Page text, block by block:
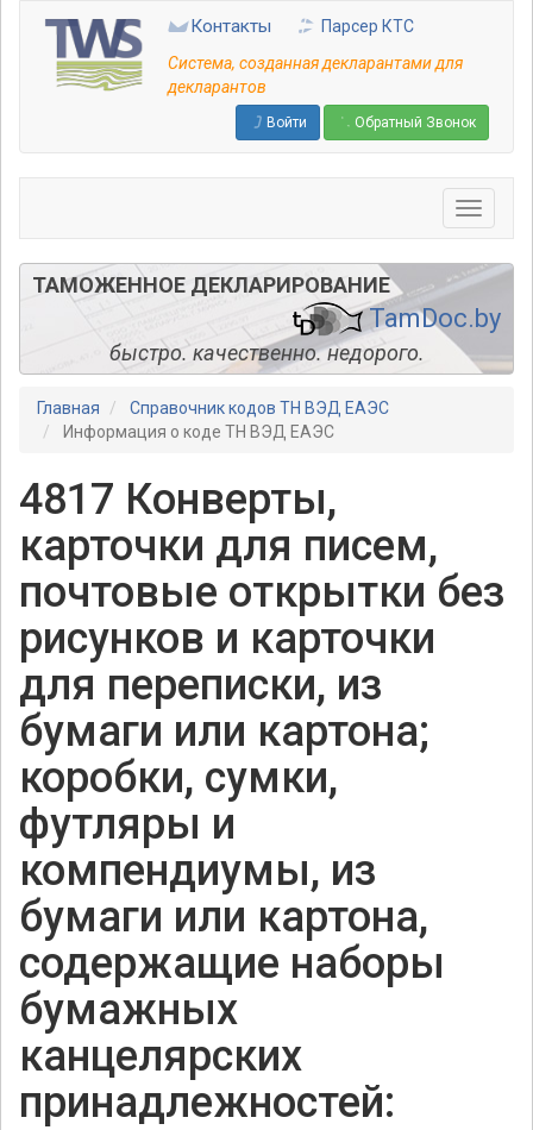
основному
содержанию
Контакты
Парсер КТС
Система, созданная декларантами для
декларантов
Войти Обратный Звонок
ТАМОЖЕННОЕ ДЕКЛАРИРОВАНИЕ
TamDoc.by
быстро. качественно. недорого.
Главная
Справочник кодов ТН ВЭД ЕАЭС
Информация о коде ТН ВЭД ЕАЭС
4817 Конверты,
карточки для писем,
почтовые открытки без
рисунков и карточки
для переписки, из
бумаги или картона;
коробки, сумки,
футляры и
компендиумы, из
бумаги или картона,
содержащие наборы
бумажных
канцелярских
принадлежностей: